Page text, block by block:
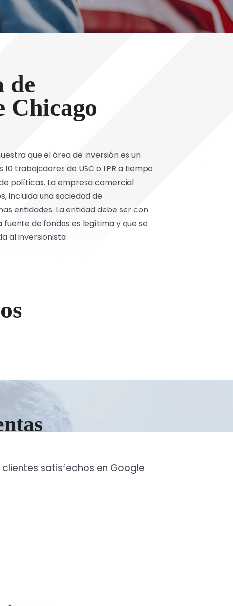
de
Chicago
que el área de inversión es un
trabajadores de USC o LPR a tiempo
políticas. La empresa comercial
incluida una sociedad de
entidades. La entidad debe ser con
fuente de fondos es legítima y que se
al inversionista
satisfechos en Google